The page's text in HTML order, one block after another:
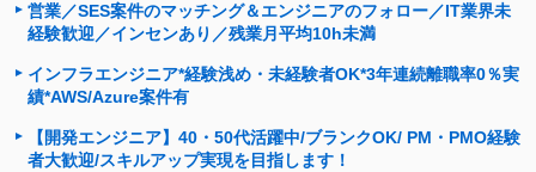
営業／SES案件のマッチング＆エンジニアのフォロー／IT業界未
経験歓迎／インセンあり／残業月平均10h未満
インフラエンジニア*経験浅め・未経験者OK*3年連続離職率0％実
績*AWS/Azure案件有
【開発エンジニア】40・50代活躍中/ブランクOK/ PM・PMO経験
者大歓迎/スキルアップ実現を目指します！